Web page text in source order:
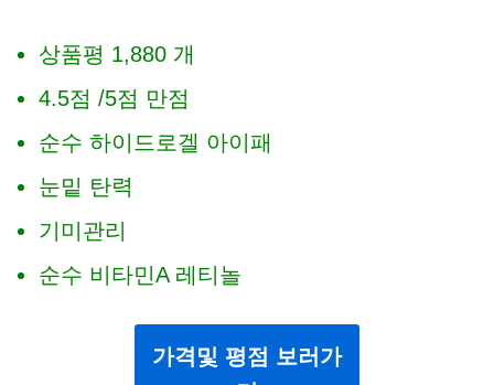
상품평 1,880 개
4.5점 /5점 만점
순수 하이드로겔 아이패
눈밑 탄력
기미관리
순수 비타민A 레티놀
가격및 평점 보러가